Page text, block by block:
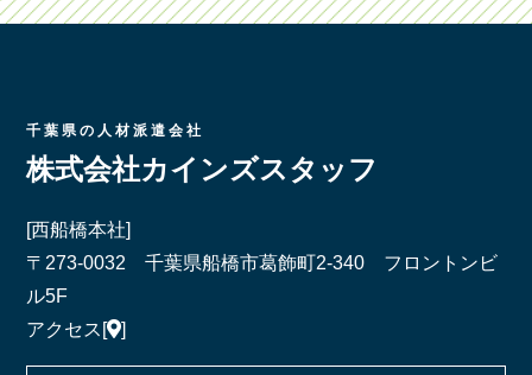
千葉県の人材派遣会社
株式会社カインズスタッフ
[西船橋本社]
〒273-0032 千葉県船橋市葛飾町2-340 フロントンビ
ル5F
アクセス [ ]